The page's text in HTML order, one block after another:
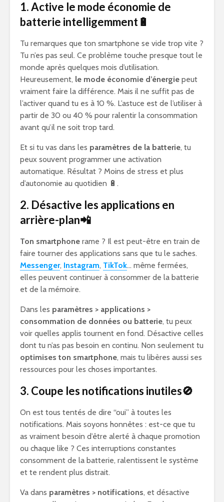
1. Active le mode économie de
batterie intelligemment🔋
Tu remarques que ton smartphone se vide trop vite ?
Tu n’es pas seul. Ce problème touche presque tout le
monde après quelques mois d’utilisation.
Heureusement, le mode économie d’énergie peut
vraiment faire la différence. Mais il ne suffit pas de
l’activer quand tu es à 10 %. L’astuce est de l’utiliser à
partir de 30 ou 40 % pour ralentir la consommation
avant qu’il ne soit trop tard.
Et si tu vas dans les paramètres de la batterie, tu
peux souvent programmer une activation
automatique. Résultat ? Moins de stress et plus
d’autonomie au quotidien 🔋.
2. Désactive les applications en
arrière-plan📲
Ton smartphone rame ? Il est peut-être en train de
faire tourner des applications sans que tu le saches.
Messenger, Instagram, TikTok… même fermées,
elles peuvent continuer à consommer de la batterie
et de la mémoire.
Dans les paramètres > applications >
consommation de données ou batterie, tu peux
voir quelles applis tournent en fond. Désactive celles
dont tu n’as pas besoin en continu. Non seulement tu
optimises ton smartphone, mais tu libères aussi ses
ressources pour les choses importantes.
3. Coupe les notifications inutiles🚫
On est tous tentés de dire “oui” à toutes les
notifications. Mais soyons honnêtes : est-ce que tu
as vraiment besoin d’être alerté à chaque promotion
ou chaque like ? Ces interruptions constantes
consomment de la batterie, ralentissent le système
et te rendent plus distrait.
Va dans paramètres > notifications, et désactive